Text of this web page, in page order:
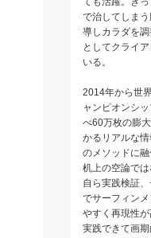
で治してしま
導しカラダを
としてクライ
いる。
2014年から世
ャンピオンシ
べ60万枚の膨
かるリアルな
のメソッドに融
机上の空論で
自ら実践検証
でサーフィン
やすく再現性
実践できて画